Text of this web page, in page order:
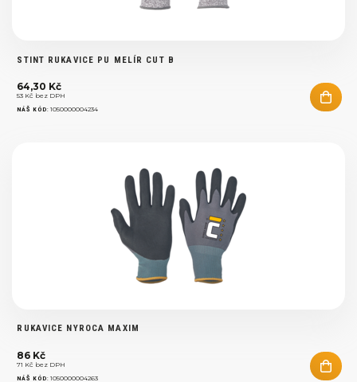
STINT RUKAVICE PU MELÍR CUT B
64,30 Kč
53 Kč bez DPH
NÁŠ KÓD:1050000004234
RUKAVICE NYROCA MAXIM
86 Kč
71 Kč bez DPH
NÁŠ KÓD:1050000004263